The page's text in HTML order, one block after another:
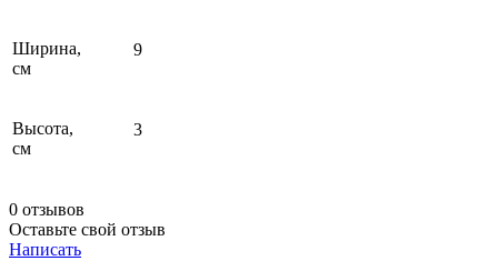
Ширина,
см
9
Высота,
см
3
0 отзывов
Оставьте свой отзыв
Написать